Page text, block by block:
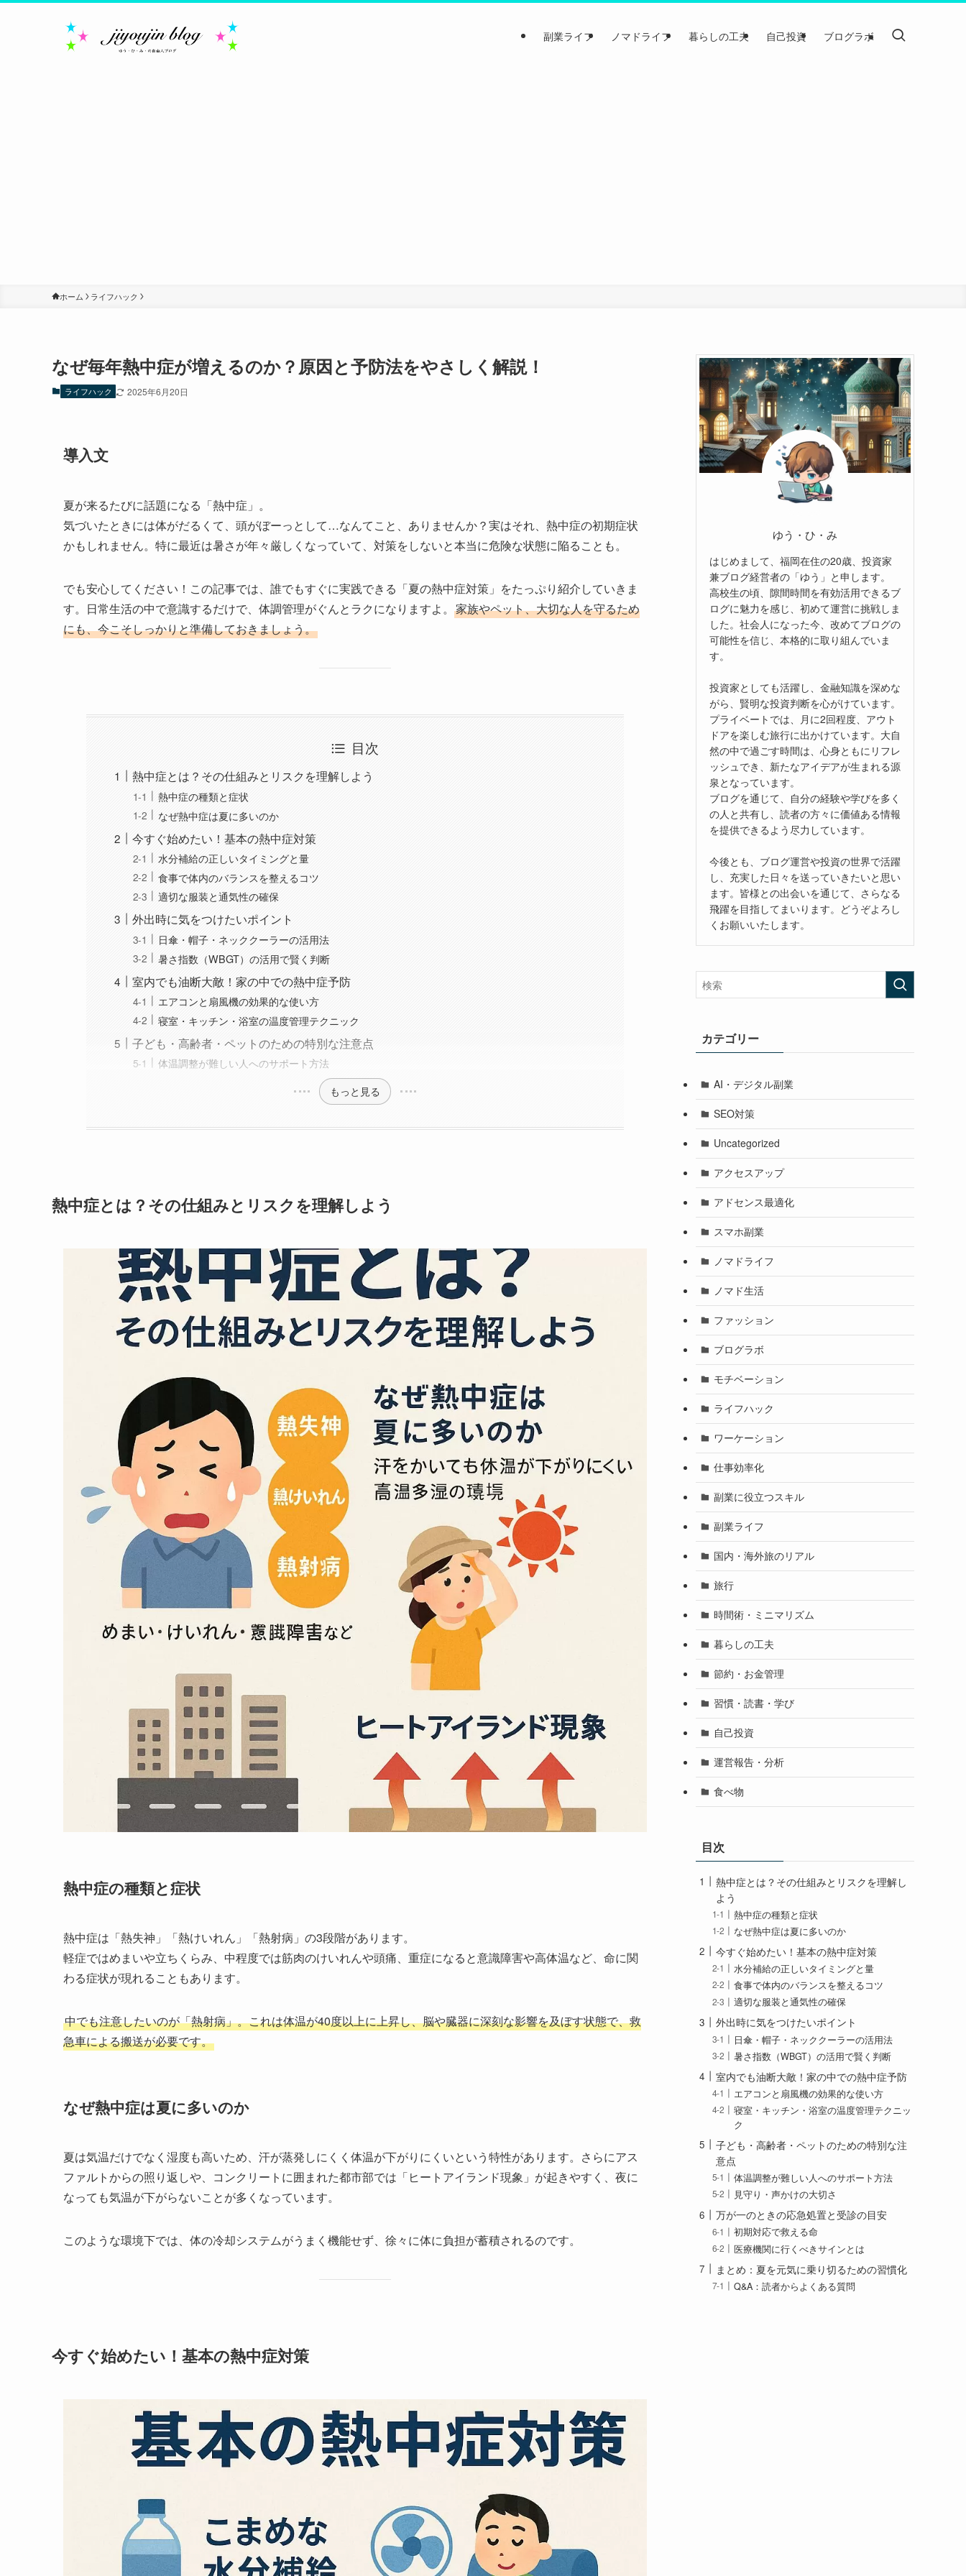
副業ライフ ノマドライフ 暮らしの工夫 自己投資 ブログラボ
ホーム ライフハック
なぜ毎年熱中症が増えるのか？原因と予防法をやさしく解説！
ライフハック 2025年6月20日
導入文
夏が来るたびに話題になる「熱中症」。
気づいたときには体がだるくて、頭がぼーっとして…なんてこと、ありませんか？実はそれ、熱中症の初期症状
かもしれません。特に最近は暑さが年々厳しくなっていて、対策をしないと本当に危険な状態に陥ることも。
でも安心してください！この記事では、誰でもすぐに実践できる「夏の熱中症対策」をたっぷり紹介していきま
す。日常生活の中で意識するだけで、体調管理がぐんとラクになりますよ。 家族やペット、大切な人を守るため
にも、今こそしっかりと準備しておきましょう。
目次
熱中症とは？その仕組みとリスクを理解しよう
熱中症の種類と症状
なぜ熱中症は夏に多いのか
今すぐ始めたい！基本の熱中症対策
水分補給の正しいタイミングと量
食事で体内のバランスを整えるコツ
適切な服装と通気性の確保
外出時に気をつけたいポイント
日傘・帽子・ネッククーラーの活用法
暑さ指数（WBGT）の活用で賢く判断
室内でも油断大敵！家の中での熱中症予防
エアコンと扇風機の効果的な使い方
寝室・キッチン・浴室の温度管理テクニック
子ども・高齢者・ペットのための特別な注意点
体温調整が難しい人へのサポート方法
もっと見る
熱中症とは？その仕組みとリスクを理解しよう
熱中症の種類と症状
熱中症は「熱失神」「熱けいれん」「熱射病」の3段階があります。
軽症ではめまいや立ちくらみ、中程度では筋肉のけいれんや頭痛、重症になると意識障害や高体温など、命に関
わる症状が現れることもあります。
中でも注意したいのが「熱射病」。これは体温が40度以上に上昇し、脳や臓器に深刻な影響を及ぼす状態で、救
急車による搬送が必要です。
なぜ熱中症は夏に多いのか
夏は気温だけでなく湿度も高いため、汗が蒸発しにくく体温が下がりにくいという特性があります。さらにアス
ファルトからの照り返しや、コンクリートに囲まれた都市部では「ヒートアイランド現象」が起きやすく、夜に
なっても気温が下がらないことが多くなっています。
このような環境下では、体の冷却システムがうまく機能せず、徐々に体に負担が蓄積されるのです。
今すぐ始めたい！基本の熱中症対策
ゆう・ひ・み
はじめまして、福岡在住の20歳、投資家
兼ブログ経営者の「ゆう」と申します。
高校生の頃、隙間時間を有効活用できるブ
ログに魅力を感じ、初めて運営に挑戦しま
した。社会人になった今、改めてブログの
可能性を信じ、本格的に取り組んでいま
す。
投資家としても活躍し、金融知識を深めな
がら、賢明な投資判断を心がけています。
プライベートでは、月に2回程度、アウト
ドアを楽しむ旅行に出かけています。大自
然の中で過ごす時間は、心身ともにリフレ
ッシュでき、新たなアイデアが生まれる源
泉となっています。
ブログを通じて、自分の経験や学びを多く
の人と共有し、読者の方々に価値ある情報
を提供できるよう尽力しています。
今後とも、ブログ運営や投資の世界で活躍
し、充実した日々を送っていきたいと思い
ます。皆様との出会いを通じて、さらなる
飛躍を目指してまいります。どうぞよろし
くお願いいたします。
カテゴリー
AI・デジタル副業
SEO対策
Uncategorized
アクセスアップ
アドセンス最適化
スマホ副業
ノマドライフ
ノマド生活
ファッション
ブログラボ
モチベーション
ライフハック
ワーケーション
仕事効率化
副業に役立つスキル
副業ライフ
国内・海外旅のリアル
旅行
時間術・ミニマリズム
暮らしの工夫
節約・お金管理
習慣・読書・学び
自己投資
運営報告・分析
食べ物
目次
熱中症とは？その仕組みとリスクを理解し
よう
熱中症の種類と症状
なぜ熱中症は夏に多いのか
今すぐ始めたい！基本の熱中症対策
水分補給の正しいタイミングと量
食事で体内のバランスを整えるコツ
適切な服装と通気性の確保
外出時に気をつけたいポイント
日傘・帽子・ネッククーラーの活用法
暑さ指数（WBGT）の活用で賢く判断
室内でも油断大敵！家の中での熱中症予防
エアコンと扇風機の効果的な使い方
寝室・キッチン・浴室の温度管理テクニッ
ク
子ども・高齢者・ペットのための特別な注
意点
体温調整が難しい人へのサポート方法
見守り・声かけの大切さ
万が一のときの応急処置と受診の目安
初期対応で救える命
医療機関に行くべきサインとは
まとめ：夏を元気に乗り切るための習慣化
Q&A：読者からよくある質問